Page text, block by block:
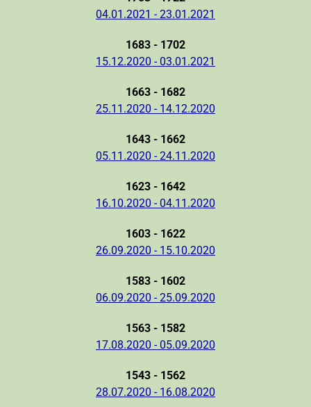
04.01.2021 - 23.01.2021
1683 - 1702
15.12.2020 - 03.01.2021
1663 - 1682
25.11.2020 - 14.12.2020
1643 - 1662
05.11.2020 - 24.11.2020
1623 - 1642
16.10.2020 - 04.11.2020
1603 - 1622
26.09.2020 - 15.10.2020
1583 - 1602
06.09.2020 - 25.09.2020
1563 - 1582
17.08.2020 - 05.09.2020
1543 - 1562
28.07.2020 - 16.08.2020